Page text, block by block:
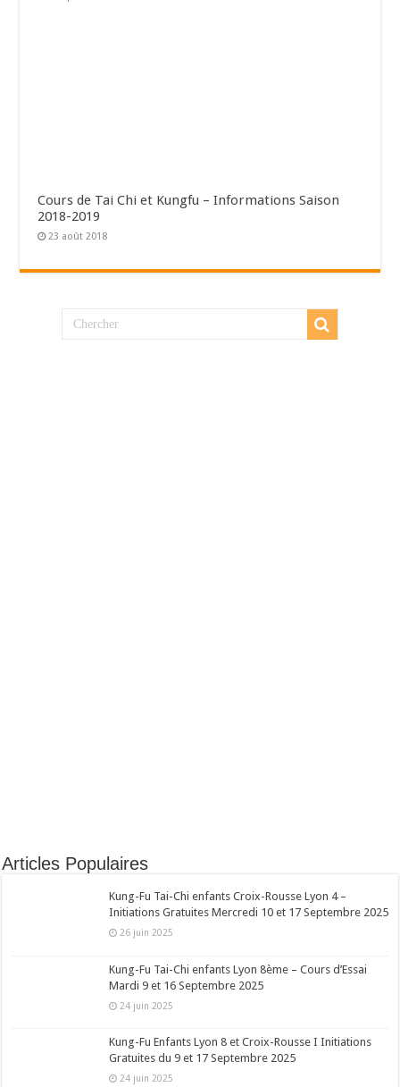
Cours de Tai Chi et Kungfu – Informations Saison
2018-2019
23 août 2018
Articles Populaires
Kung-Fu Tai-Chi enfants Croix-Rousse Lyon 4 –
Initiations Gratuites Mercredi 10 et 17 Septembre 2025
26 juin 2025
Kung-Fu Tai-Chi enfants Lyon 8ème – Cours d’Essai
Mardi 9 et 16 Septembre 2025
24 juin 2025
Kung-Fu Enfants Lyon 8 et Croix-Rousse I Initiations
Gratuites du 9 et 17 Septembre 2025
24 juin 2025